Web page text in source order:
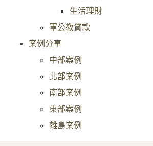
生活理財
軍公教貸款
案例分享
中部案例
北部案例
南部案例
東部案例
離島案例